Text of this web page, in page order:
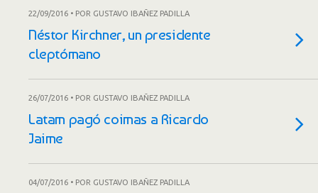
22/09/2016 • POR GUSTAVO IBAÑEZ PADILLA
Néstor Kirchner, un presidente
cleptómano
26/07/2016 • POR GUSTAVO IBAÑEZ PADILLA
Latam pagó coimas a Ricardo
Jaime
04/07/2016 • POR GUSTAVO IBAÑEZ PADILLA